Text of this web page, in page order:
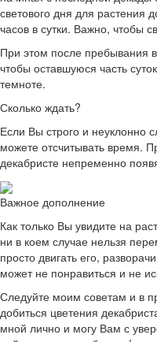
светового дня для растения
часов в сутки. Важно, чтобы
При этом после пребывания
чтобы оставшуюся часть
темноте.
Сколько ждать?
Если Вы строго и неуклонно
можете отсчитывать время.
декабристе непременно
Важное дополнение
Как только Вы увидите на
ни в коем случае нельзя
просто двигать его,
может не понравиться и не
Следуйте моим советам и в
добиться цветения
мной лично и могу Вам с